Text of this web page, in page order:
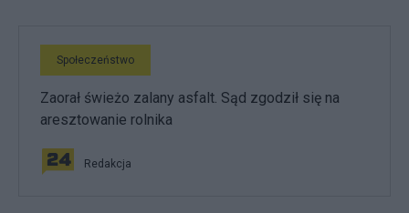
Społeczeństwo
Zaorał świeżo zalany asfalt. Sąd zgodził się na
aresztowanie rolnika
Redakcja